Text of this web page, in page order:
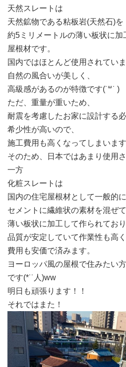
天然スレートは
天然鉱物である粘板岩(天然石)を
約5ミリメートルの薄い板状に加
屋根材です。
国内ではほとんど使用されていま
自然の風合いが美しく、
高級感があるのが特徴です(˙꒳​˙ )
ただ、重量が重いため、
耐震を考慮したお家に設計する
希少性が高いので、
施工費用も高くなってしまいます
そのため、日本ではあまり使用
一方
化粧スレートは
国内の住宅屋根材として一般的
セメントに繊維状の素材を混ぜて
薄い板状に加工して作られており
品質が安定していて作業性も高く
費用も安価で済みます。
ヨーロッパ風の屋根で住みたい
です(*˙˙人)‪w‪w
明日も頑張ります！！
それではまた！